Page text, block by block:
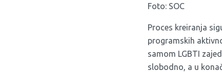
Foto: SOC
Proces kreiranja
programskih
samom LGBTI
slobodno, a u